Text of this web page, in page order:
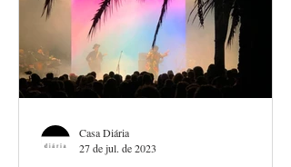
Casa Diária
27 de jul. de 2023